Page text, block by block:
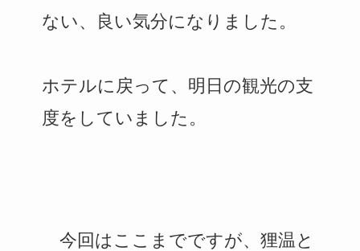
ない、良い気分になりました。
ホテルに戻って、明日の観光の支
度をしていました。
今回はここまでですが、狸温と